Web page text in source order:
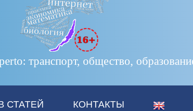
транспорт, общество,
СТАТЕЙ КОНТАКТЫ